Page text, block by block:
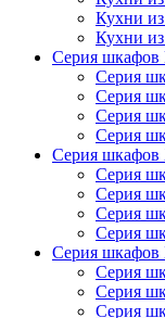
Кухни
Кухни
Серия шкафов
Серия
Серия
Серия
Серия
Серия шкафов
Серия
Серия
Серия
Серия
Серия шкафов
Серия
Серия
Серия